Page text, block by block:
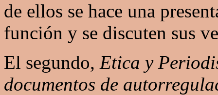
de ellos se hace una
función y se discuten sus
El segundo, Etica y
documentos de